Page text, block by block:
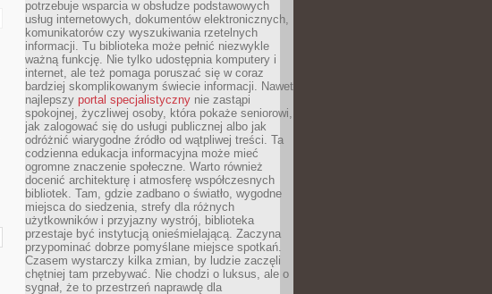
potrzebuje wsparcia w obsłudze podstawowych
usług internetowych, dokumentów elektronicznych,
komunikatorów czy wyszukiwania rzetelnych
informacji. Tu biblioteka może pełnić niezwykle
ważną funkcję. Nie tylko udostępnia komputery i
internet, ale też pomaga poruszać się w coraz
bardziej skomplikowanym świecie informacji. Nawet
najlepszy portal specjalistyczny nie zastąpi
spokojnej, życzliwej osoby, która pokaże seniorowi,
jak zalogować się do usługi publicznej albo jak
odróżnić wiarygodne źródło od wątpliwej treści. Ta
codzienna edukacja informacyjna może mieć
ogromne znaczenie społeczne. Warto również
docenić architekturę i atmosferę współczesnych
bibliotek. Tam, gdzie zadbano o światło, wygodne
miejsca do siedzenia, strefy dla różnych
użytkowników i przyjazny wystrój, biblioteka
przestaje być instytucją onieśmielającą. Zaczyna
przypominać dobrze pomyślane miejsce spotkań.
Czasem wystarczy kilka zmian, by ludzie zaczęli
chętniej tam przebywać. Nie chodzi o luksus, ale o
sygnał, że to przestrzeń naprawdę dla